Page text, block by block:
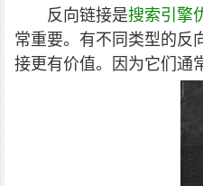
反向链接是搜索引擎
常重要。有不同类型的
接更有价值。因为它们通